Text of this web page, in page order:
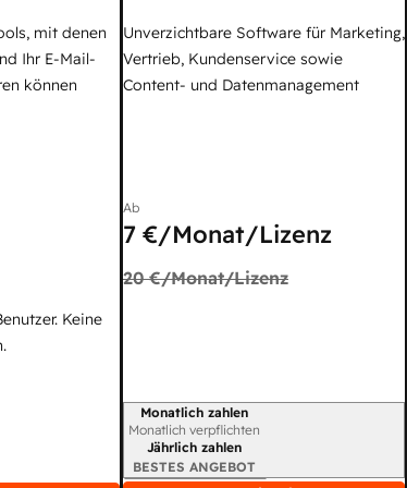
mit denen
Ihr E-Mail-
können
Keine
Unverzichtbare Software für Marketing,
Vertrieb, Kundenservice sowie
Content- und Datenmanagement
Ab
7 €/Monat/Lizenz
20 €/Monat/Lizenz
Abrechnungszeitraum
Monatlich zahlen
Monatlich verpflichten
Jährlich zahlen
BESTES ANGEBOT